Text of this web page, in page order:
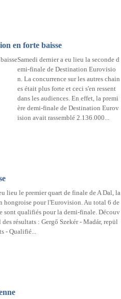
en forte baisse
Samedi dernier a eu lieu la seconde d
emi-finale de Destination Eurovisio
n. La concurrence sur les autres chain
es était plus forte et ceci s'en ressent
dans les audiences. En effet, la premi
ère demi-finale de Destination Eurov
ision avait rassemblé 2.136.000...
lieu le premier quart de finale de A Dal, la
hongroise pour l'Eurovision. Au total 6 de
sont qualifiés pour la demi-finale. Découv
résultats : Gergő Szekér - Madár, repül
- Qualifié...